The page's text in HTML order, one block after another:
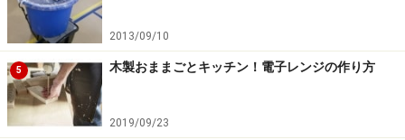
2013/09/10
5 木製おままごとキッチン！電子レンジの作り方
2019/09/23